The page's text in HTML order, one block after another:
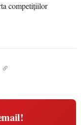
competițiilor